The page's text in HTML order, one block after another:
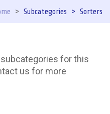
> Subcategories > Sorters
for this
us for more